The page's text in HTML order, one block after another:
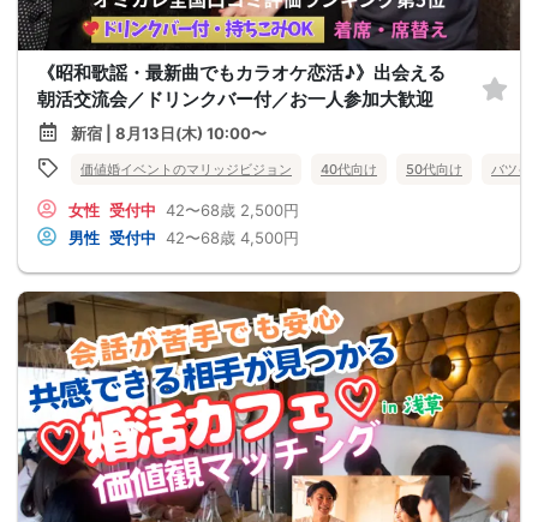
《昭和歌謡・最新曲でもカラオケ恋活♪》出会える
朝活交流会／ドリンクバー付／お一人参加大歓迎
新宿 | 8月13日(木) 10:00〜
価値婚イベントのマリッジビジョン 40代向け 50代向け バツイ
女性 受付中 42〜68歳 2,500円
男性 受付中 42〜68歳 4,500円